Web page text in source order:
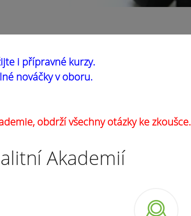
i přípravné kurzy.
nováčky v oboru.
obdrží všechny otázky ke zkoušce.
Akademií